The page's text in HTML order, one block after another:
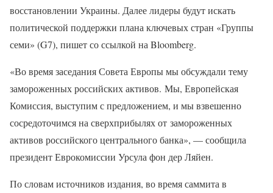
восстановлении Украины. Далее лидеры будут искать
политической поддержки плана ключевых стран «Группы
семи» (G7), пишет со ссылкой на Bloomberg.
«Во время заседания Совета Европы мы обсуждали тему
замороженных российских активов. Мы, Европейская
Комиссия, выступим с предложением, и мы взвешенно
сосредоточимся на сверхприбылях от замороженных
активов российского центрального банка», — сообщила
президент Еврокомиссии Урсула фон дер Ляйен.
По словам источников издания, во время саммита в